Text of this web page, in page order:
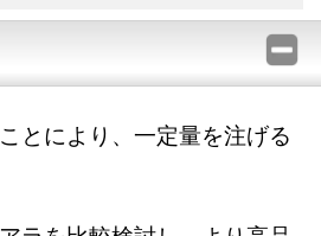
とにより、一定量を注げる